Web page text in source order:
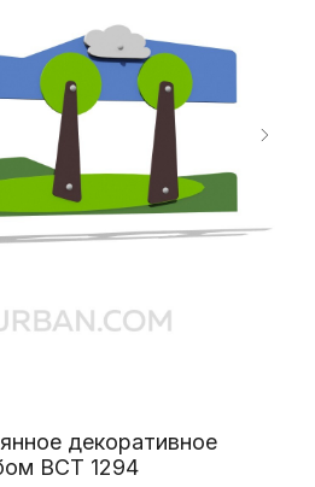
декоративное
ВСТ 1294